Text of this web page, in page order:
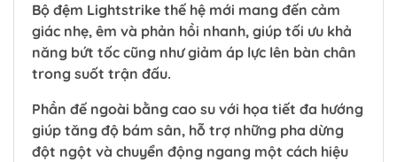
Bộ đệm Lightstrike thế hệ mới mang đến cảm
giác nhẹ, êm và phản hồi nhanh, giúp tối ưu khả
năng bứt tốc cũng như giảm áp lực lên bàn chân
trong suốt trận đấu.
Phần đế ngoài bằng cao su với họa tiết đa hướng
giúp tăng độ bám sân, hỗ trợ những pha dừng
đột ngột và chuyển động ngang một cách hiệu